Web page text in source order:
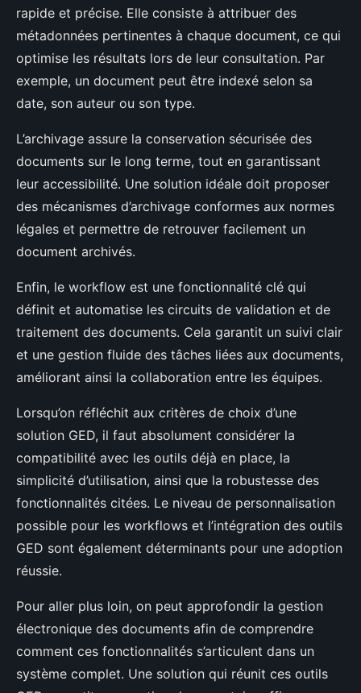
rapide et précise. Elle consiste à attribuer des
métadonnées pertinentes à chaque document, ce qui
optimise les résultats lors de leur consultation. Par
exemple, un document peut être indexé selon sa
date, son auteur ou son type.
L’archivage assure la conservation sécurisée des
documents sur le long terme, tout en garantissant
leur accessibilité. Une solution idéale doit proposer
des mécanismes d’archivage conformes aux normes
légales et permettre de retrouver facilement un
document archivés.
Enfin, le workflow est une fonctionnalité clé qui
définit et automatise les circuits de validation et de
traitement des documents. Cela garantit un suivi clair
et une gestion fluide des tâches liées aux documents,
améliorant ainsi la collaboration entre les équipes.
Lorsqu’on réfléchit aux critères de choix d’une
solution GED, il faut absolument considérer la
compatibilité avec les outils déjà en place, la
simplicité d’utilisation, ainsi que la robustesse des
fonctionnalités citées. Le niveau de personnalisation
possible pour les workflows et l’intégration des outils
GED sont également déterminants pour une adoption
réussie.
Pour aller plus loin, on peut approfondir la gestion
électronique des documents afin de comprendre
comment ces fonctionnalités s’articulent dans un
système complet. Une solution qui réunit ces outils